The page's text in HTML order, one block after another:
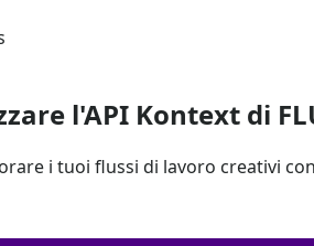
l'API Kontext di
i tuoi flussi di lavoro creativi